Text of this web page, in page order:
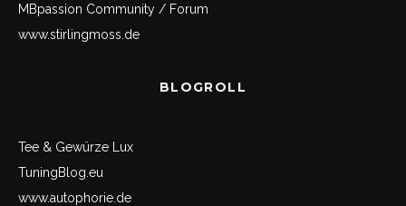
MBpassion Community / Forum
www.stirlingmoss.de
BLOGROLL
Tee & Gewürze Lux
TuningBlog.eu
www.autophorie.de